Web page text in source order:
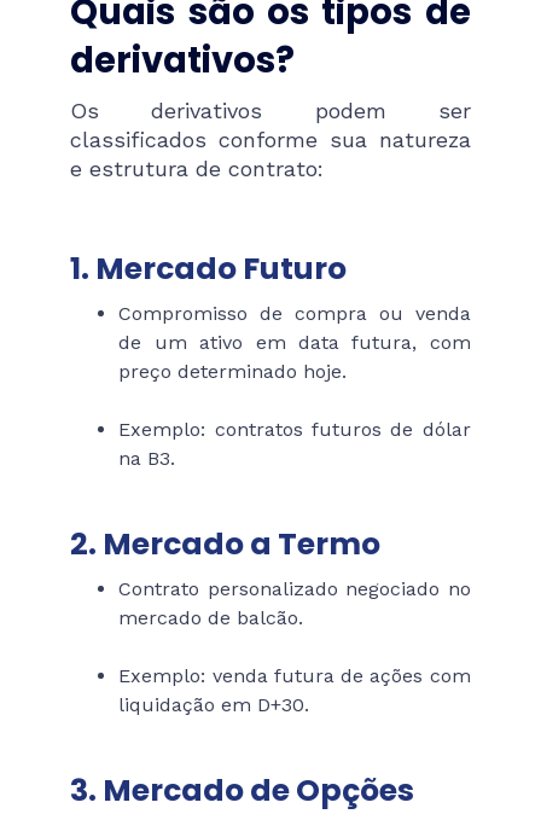
Quais são os tipos de
derivativos?
Os derivativos podem ser
classificados conforme sua natureza
e estrutura de contrato:
1. Mercado Futuro
Compromisso de compra ou venda
de um ativo em data futura, com
preço determinado hoje.
Exemplo: contratos futuros de dólar
na B3.
2. Mercado a Termo
Contrato personalizado negociado no
mercado de balcão.
Exemplo: venda futura de ações com
liquidação em D+30.
3. Mercado de Opções